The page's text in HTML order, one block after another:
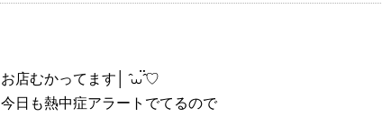
お店むかってます│ ̂⩊፟ ̂♡
今日も熱中症アラートでてるので